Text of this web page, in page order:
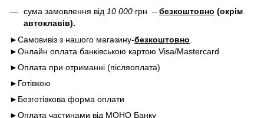
сума замовлення від 10 000 грн – безкоштовно (окрім
автоклавів).
►Самовивіз з нашого магазину-безкоштовно
►Онлайн оплата банківською картою Visa/Mastercard
►Оплата при отриманні (післяоплата)
►Готівкою
►Безготівкова форма оплати
►Оплата частинами від МОНО Банку